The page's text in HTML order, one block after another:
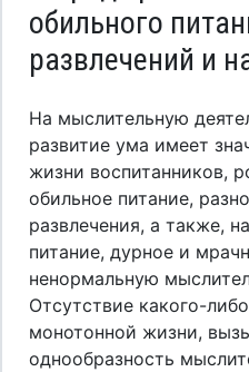
обильного
развлечений и
На мыслительную
развитие ума имеет
жизни воспитанников,
обильное питание,
развлечения, а также,
питание, дурное и
ненормальную
Отсутствие какого-
монотонной жизни,
однообразность